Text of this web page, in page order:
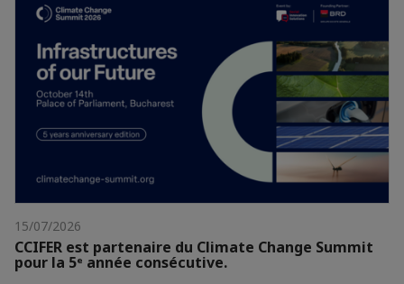
15/07/2026
CCIFER est partenaire du Climate Change Summit
pour la 5ᵉ année consécutive.